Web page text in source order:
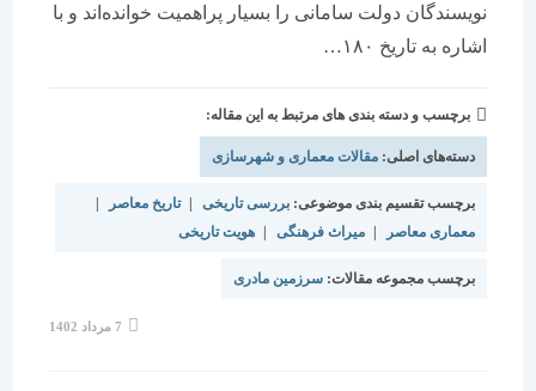
نویسندگان دولت سامانی را بسیار پراهمیت خوانده‌اند و با
اشاره به تاریخ ۱۸۰…
برچسب و دسته بندی های مرتبط به این مقاله:
دسته‌های اصلی:مقالات معماری و شهرسازی
برچسب تقسیم بندی موضوعی:بررسی تاریخی | تاریخ معاصر |
معماری معاصر | میراث فرهنگی | هویت تاریخی
برچسب مجموعه مقالات:سرزمین مادری